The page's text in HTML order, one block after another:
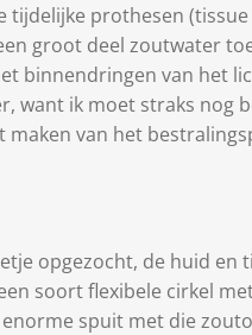
tijdelijke prothesen
groot deel zoutwater
binnendringen van het
want ik moet straks nog
van het
opgezocht, de huid en
soort flexibele cirkel
spuit met die